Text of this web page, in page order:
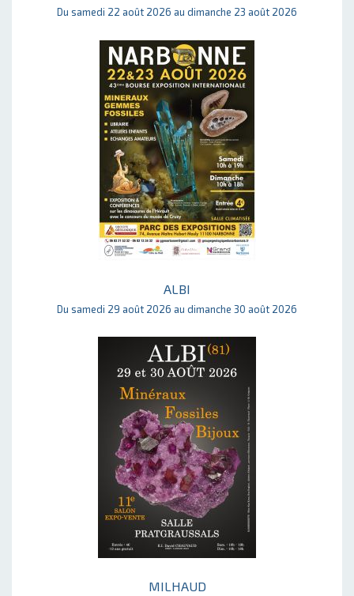
Du samedi 22 août 2026 au dimanche 23 août 2026
ALBI
Du samedi 29 août 2026 au dimanche 30 août 2026
MILHAUD